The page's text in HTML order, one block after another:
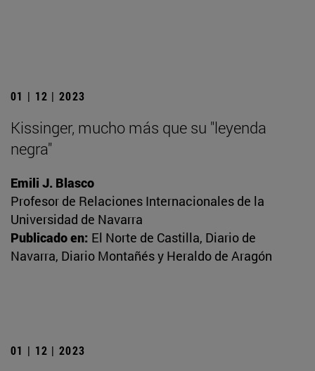
01 | 12 | 2023
Kissinger, mucho más que su "leyenda
negra"
Emili J. Blasco
Profesor de Relaciones Internacionales de la
Universidad de Navarra
Publicado en: El Norte de Castilla, Diario de
Navarra, Diario Montañés y Heraldo de Aragón
01 | 12 | 2023